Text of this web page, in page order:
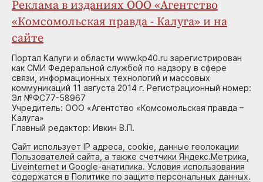
Реклама в изданиях ООО «Агентство
«Комсомольская правда - Калуга» и на
сайте
Портал Калуги и области www.kp40.ru зарегистрирован
как СМИ Федеральной службой по надзору в сфере
связи, информационных технологий и массовых
коммуникаций 11 августа 2014 г. Регистрационный номер:
Эл №ФС77-58967
Учредитель: ООО «Агентство «Комсомольская правда –
Калуга»
Главный редактор: Ивкин В.П.
Сайт использует IP адреса, cookie, данные геолокации
Пользователей сайта, а также счетчики Яндекс.Метрика,
Liveinternet и Google-анатилика. Условия использования
содержатся в Политике по защите персональных данных.